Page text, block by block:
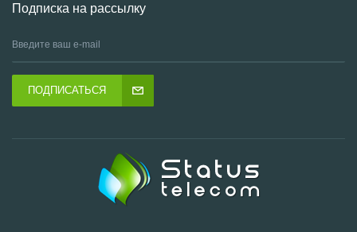
Подписка на рассылку
ПОДПИСАТЬСЯ